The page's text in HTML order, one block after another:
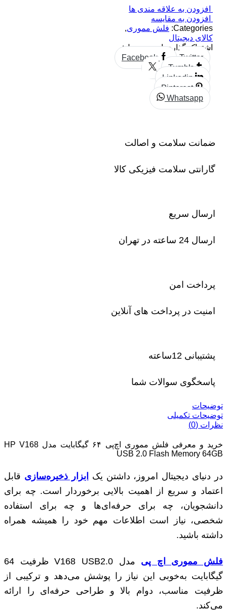
افزودن به علاقه مندی ها
افزودن به مقایسه
Categories: فلش مموری,
کالای دیجیتال
اشتراک گذاری این محصول:
Facebook
Twitter
Tumblr
Linkedin
Pinterest
Whatsapp
ضمانت سلامت و اصالت
گارانتی سلامت فیزیکی کالا
ارسال سریع
ارسال 24 ساعته در تهران
پرداخت امن
امنیت در پرداخت های آنلاین
پشتیبانی 12ساعته
پاسخگوی سوالات شما
توضیحات
توضیحات تکمیلی
نظرات (0)
خرید و معرفی فلش مموری اچ‌پی ۶۴ گیگابایت مدل HP V168
USB 2.0 Flash Memory 64GB
در دنیای دیجیتال امروز، داشتن یک ابزار ذخیره‌سازی قابل
اعتماد و سریع از اهمیت بالایی برخوردار است. چه برای
دانشجویان، چه برای حرفه‌ای‌ها و چه برای استفاده
شخصی، نیاز است اطلاعات مهم خود را همیشه همراه
داشته باشید.
فلش مموری اچ پی
مدل V168 USB2.0 ظرفیت 64
گیگابایت به‌خوبی این نیاز را پوشش می‌دهد و ترکیبی از
ظرفیت مناسب، دوام بالا و طراحی حرفه‌ای را ارائه
می‌کند.